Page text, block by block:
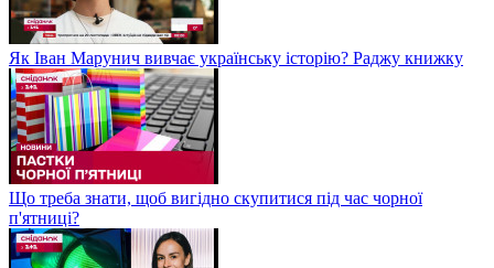
Як Іван Марунич вивчає українську історію? Раджу книжку
Що треба знати, щоб вигідно скупитися під час чорної
п'ятниці?